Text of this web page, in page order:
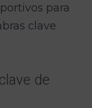
para
clave
de